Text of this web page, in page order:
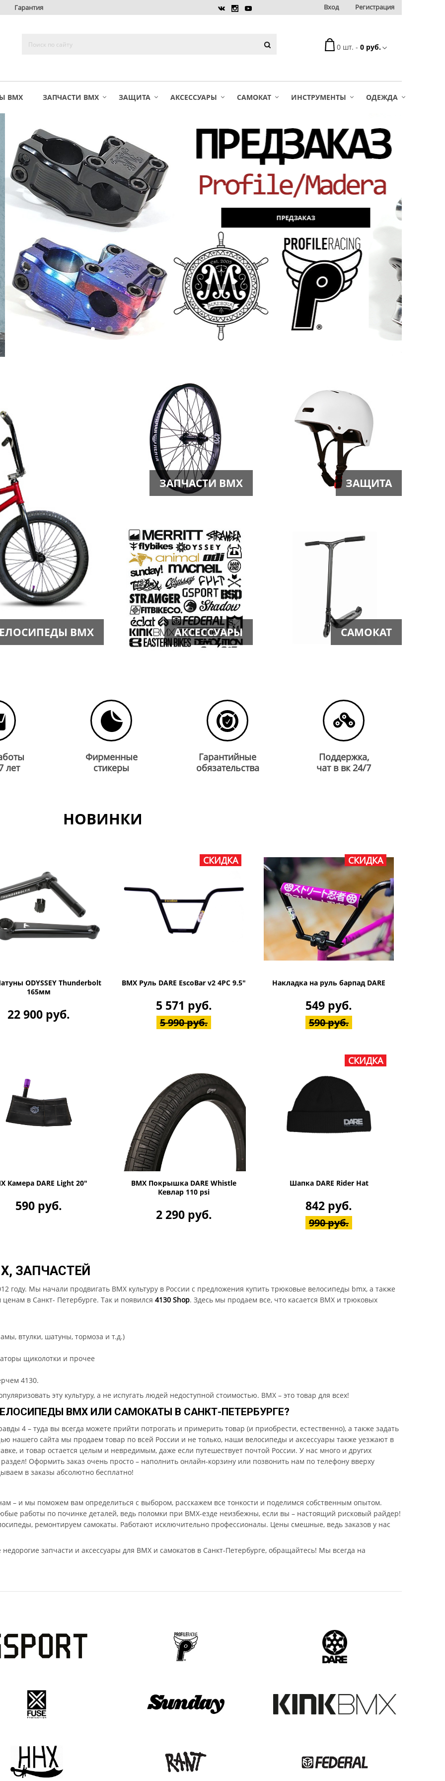
Гарантия Вход Регистрация
0 шт. - 0 руб.
BMX ЗАПЧАСТИ BMX ЗАЩИТА АКСЕССУАРЫ САМОКАТ ИНСТРУМЕНТЫ ОДЕЖДА
ПРЕДЗАКАЗ
BMX
ЗАПЧАСТИ BMX ЗАЩИТА
АКСЕССУАРЫ САМОКАТ
лет
Фирменные
стикеры
Гарантийные
обязательства
Поддержка,
чат в вк 24/7
НОВИНКИ
ODYSSEY Thunderbolt
165мм
22 900 руб.
СКИДКА
BMX Руль DARE EscoBar v2 4PC 9.5"
5 571 руб.
5 990 руб.
СКИДКА
Накладка на руль барпад DARE
549 руб.
590 руб.
Камера DARE Light 20"
590 руб.
BMX Покрышка DARE Whistle
Кевлар 110 psi
2 290 руб.
СКИДКА
Шапка DARE Rider Hat
842 руб.
990 руб.
ЗАПЧАСТЕЙ
году. Мы начали продвигать BMX культуру в России с предложения купить трюковые велосипеды bmx, а также
в Санкт- Петербурге. Так и появился 4130 Shop. Здесь мы продаем все, что касается BMX и трюковых
втулки, шатуны, тормоза и т.д.)
щиколотки и прочее
4130.
эту культуру, а не испугать людей недоступной стоимостью. BMX – это товар для всех!
BMX ИЛИ САМОКАТЫ В САНКТ-ПЕТЕРБУРГЕ?
4 – туда вы всегда можете прийти потрогать и примерить товар (и приобрести, естественно), а также задать
нашего сайта мы продаем товар по всей России и не только, наши велосипеды и аксессуары также уезжают в
и товар остается целым и невредимым, даже если путешествует почтой России. У нас много и других
Оформить заказ очень просто – наполнить онлайн-корзину или позвонить нам по телефону вверху
в заказы абсолютно бесплатно!
– и мы поможем вам определиться с выбором, расскажем все тонкости и поделимся собственным опытом.
работы по починке деталей, ведь поломки при BMX-езде неизбежны, если вы – настоящий рисковый райдер!
ремонтируем самокаты. Работают исключительно профессионалы. Цены смешные, ведь заказов у нас
запчасти и аксессуары для BMX и самокатов в Санкт-Петербурге, обращайтесь! Мы всегда на